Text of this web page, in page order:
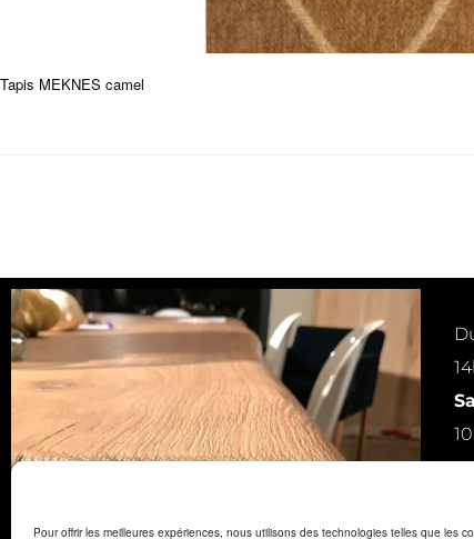
Pour offrir les meilleures expériences, nous utilisons des technologies telles que les
Tapis MEKNES camel